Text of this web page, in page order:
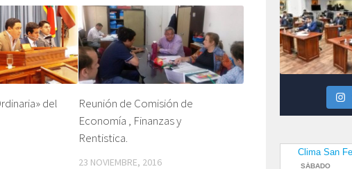
del
Reunión de Comisión de
Economía , Finanzas y
Rentistica.
23 NOVIEMBRE, 2016